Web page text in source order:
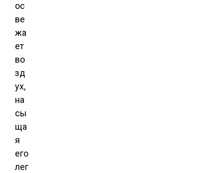
ос
ве
жа
ет
во
зд
ух,
на
сы
ща
я
его
лег